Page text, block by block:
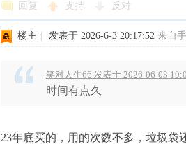
回复 支持 反对
楼主 发表于 2026-6-3 20:17:52 来自
笑对人生66 发表于 2026-06-03
时间有点久
23年底买的，用的次数不多，垃圾袋